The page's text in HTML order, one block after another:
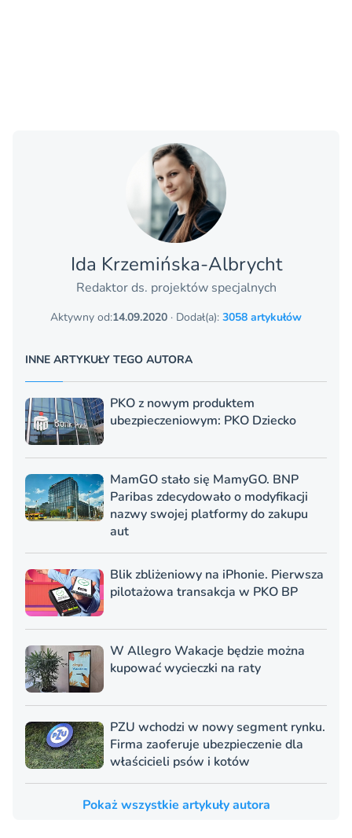
Ida Krzemińska-Albrycht
Redaktor ds. projektów specjalnych
Aktywny od:14.09.2020 · Dodał(a): 3058 artykułów
INNE ARTYKUŁY TEGO AUTORA
PKO z nowym produktem
ubezpieczeniowym: PKO Dziecko
MamGO stało się MamyGO. BNP
Paribas zdecydowało o modyfikacji
nazwy swojej platformy do zakupu
aut
Blik zbliżeniowy na iPhonie. Pierwsza
pilotażowa transakcja w PKO BP
W Allegro Wakacje będzie można
kupować wycieczki na raty
PZU wchodzi w nowy segment rynku.
Firma zaoferuje ubezpieczenie dla
właścicieli psów i kotów
Pokaż wszystkie artykuły autora